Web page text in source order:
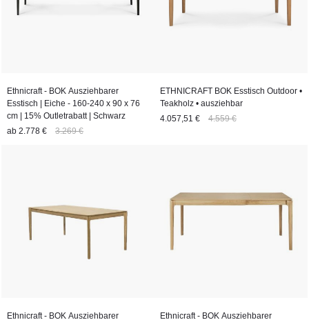
Ethnicraft - BOK Ausziehbarer
Esstisch | Eiche - 160-240 x 90 x 76
cm | 15% Outletrabatt | Schwarz
ab 2.778 € 3.269 €
ETHNICRAFT BOK Esstisch Outdoor •
Teakholz • ausziehbar
4.057,51 €
4.559 €
Ethnicraft - BOK Ausziehbarer
Ethnicraft - BOK Ausziehbarer